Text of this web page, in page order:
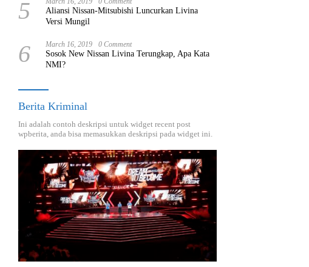
5
Aliansi Nissan-Mitsubishi Luncurkan Livina
Versi Mungil
6 March 16, 2019 0 Comment
Sosok New Nissan Livina Terungkap, Apa Kata
NMI?
Berita Kriminal
Ini adalah contoh deskripsi untuk widget recent post
wpberita, anda bisa memasukkan deskripsi pada widget ini.